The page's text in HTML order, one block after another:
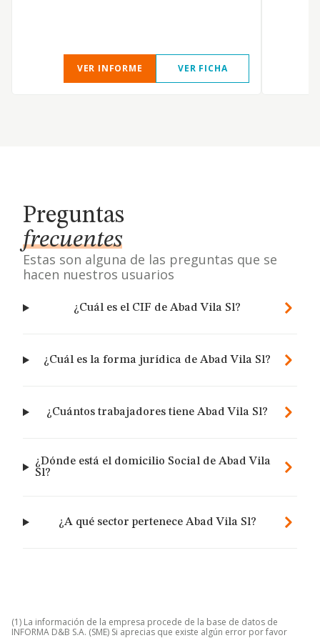
VER INFORME VER FICHA
Preguntas
frecuentes
Estas son alguna de las preguntas que se
hacen nuestros usuarios
¿Cuál es el CIF de Abad Vila Sl?
¿Cuál es la forma jurídica de Abad Vila Sl?
¿Cuántos trabajadores tiene Abad Vila Sl?
¿Dónde está el domicilio Social de Abad Vila
Sl?
¿A qué sector pertenece Abad Vila Sl?
(1) La información de la empresa procede de la base de datos de
INFORMA D&B S.A. (SME) Si aprecias que existe algún error por favor